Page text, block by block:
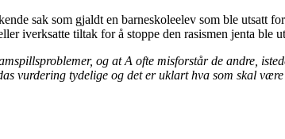
sak som gjaldt en barneskoleelev som ble utsatt
iverksatte tiltak for å stoppe den rasismen jenta ble
og at A ofte misforstår de andre,
vurdering tydelige og det er uklart hva som skal